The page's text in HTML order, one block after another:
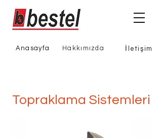
Anasayfa Hakkımızda İletişim
Topraklama Sistemleri